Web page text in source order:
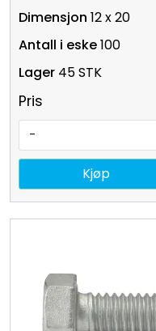
12 x 20
100
45 STK
Pris
-
Kjøp